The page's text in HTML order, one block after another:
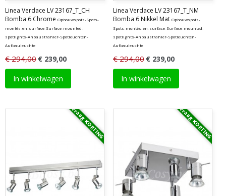
Linea Verdace LV 23167_T_CH
Bomba 6 Chrome Opbouwspots-Spots-
montés-en-surface-Surface-mounted-
spotlights-Anbaustrahler-Spotleuchten-
Aufbauleuchte
€ 294,00 € 239,00
In winkelwagen
Linea Verdace LV 23167_T_NM
Bomba 6 Nikkel Mat Opbouwspots-
Spots-montés-en-surface-Surface-mounted-
spotlights-Anbaustrahler-Spotleuchten-
Aufbauleuchte
€ 294,00 € 239,00
In winkelwagen
Vraag KORTING Vraag KORTING